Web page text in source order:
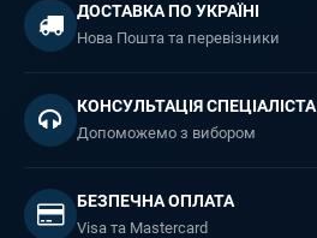
ДОСТАВКА ПО УКРАЇНІ
Нова Пошта та перевізники
КОНСУЛЬТАЦІЯ СПЕЦІАЛІСТА
Допоможемо з вибором
БЕЗПЕЧНА ОПЛАТА
Visa та Mastercard